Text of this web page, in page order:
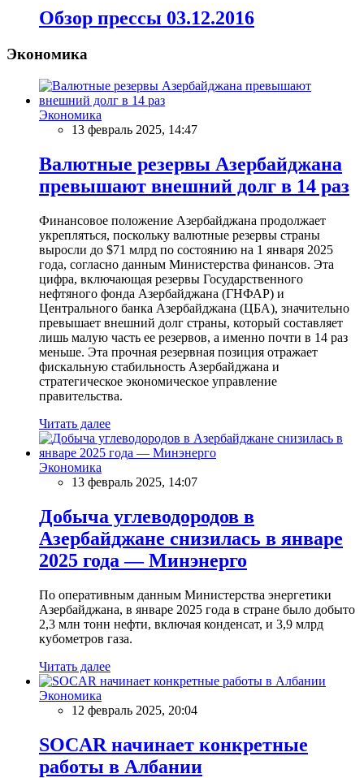
Обзор прессы 03.12.2016
Экономика
Экономика
13 февраль 2025, 14:47
Валютные резервы Азербайджана
превышают внешний долг в 14 раз
Финансовое положение Азербайджана продолжает
укрепляться, поскольку валютные резервы страны
выросли до $71 млрд по состоянию на 1 января 2025
года, согласно данным Министерства финансов. Эта
цифра, включающая резервы Государственного
нефтяного фонда Азербайджана (ГНФАР) и
Центрального банка Азербайджана (ЦБА), значительно
превышает внешний долг страны, который составляет
лишь малую часть ее резервов, а именно почти в 14 раз
меньше. Эта прочная резервная позиция отражает
фискальную стабильность Азербайджана и
стратегическое экономическое управление
правительства.
Читать далее
Экономика
13 февраль 2025, 14:07
Добыча углеводородов в
Азербайджане снизилась в январе
2025 года — Минэнерго
По оперативным данным Министерства энергетики
Азербайджана, в январе 2025 года в стране было добыто
2,3 млн тонн нефти, включая конденсат, и 3,9 млрд
кубометров газа.
Читать далее
Экономика
12 февраль 2025, 20:04
SOCAR начинает конкретные
работы в Албании